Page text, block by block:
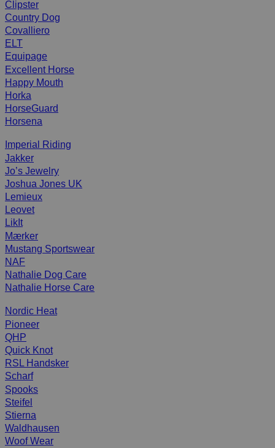
Clipster
Country Dog
Covalliero
ELT
Equipage
Excellent Horse
Happy Mouth
Horka
HorseGuard
Horsena
Imperial Riding
Jakker
Jo’s Jewelry
Joshua Jones UK
Lemieux
Leovet
LikIt
Mærker
Mustang Sportswear
NAF
Nathalie Dog Care
Nathalie Horse Care
Nordic Heat
Pioneer
QHP
Quick Knot
RSL Handsker
Scharf
Spooks
Steifel
Stierna
Waldhausen
Woof Wear